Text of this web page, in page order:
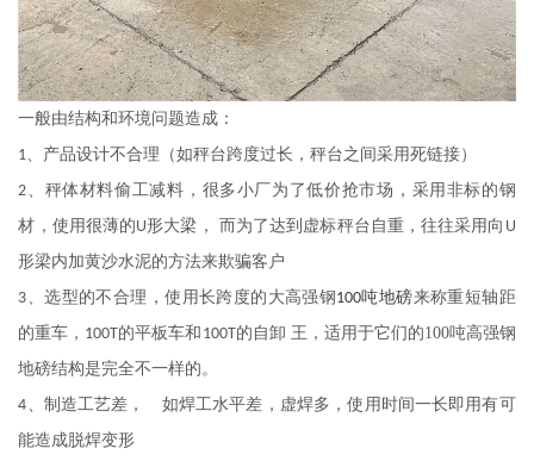
一般由结构和环境问题造成：
1、产品设计不合理（如秤台跨度过长，秤台之间采用死链接）
2、秤体材料偷工减料，很多小厂为了低价抢市场，采用非标的钢
材，使用很薄的U形大梁， 而为了达到虚标秤台自重，往往采用向 U
形梁内加黄沙水泥的方法来欺骗客户
3、选型的不合理，使用长跨度的大高强钢 100吨地磅来称重短轴距
的重车， 100T的平板车和 100T的自卸 王，适用于它们的100吨高强钢
地磅结构是完全不一样的。
4、制造工艺差， 如焊工水平差，虚焊多，使用时间一长即用有可
能造成脱焊变形